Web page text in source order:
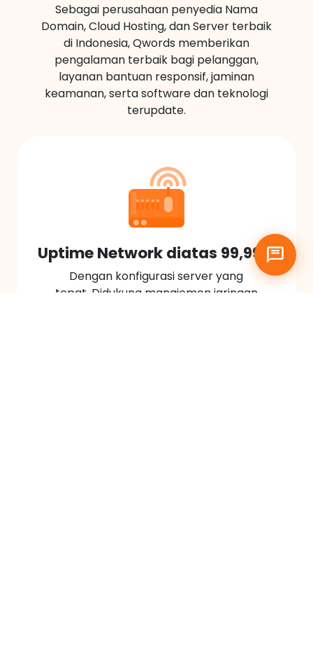
Sebagai perusahaan penyedia Nama
Domain, Cloud Hosting, dan Server terbaik
di Indonesia, Qwords memberikan
pengalaman terbaik bagi pelanggan,
layanan bantuan responsif, jaminan
keamanan, serta software dan teknologi
terupdate.
Uptime Network diatas 99,99%
Dengan konfigurasi server yang
tepat. Didukung manajemen jaringan